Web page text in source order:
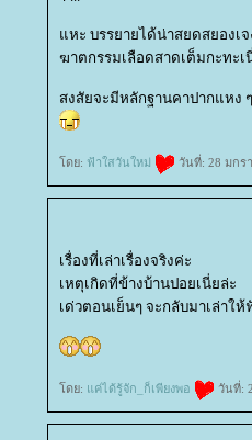
หะ บรรยายได้น่าสยดสยองเจ
ฆาตกรรมเลือดสาดเต็มกะทะ
สงสัยจะมีหลักฐานคาปากแหง
ดย: ฟ้าใสวันใหม่ วันที่: 28 มกร
เรื่องที่เล่าเรื่องจริงค่ะ
เหตุเกิดที่ข้างบ้านปอยเนี่ยล่ะ
เด่วตอนเย็นๆ จะกลับมาเล่าให้
ดย: ค่ได้รู้จัก_ก็เพียงพอ วันที่: